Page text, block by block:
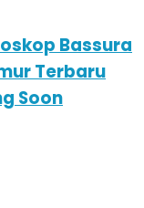
Bassura
Terbaru
Soon